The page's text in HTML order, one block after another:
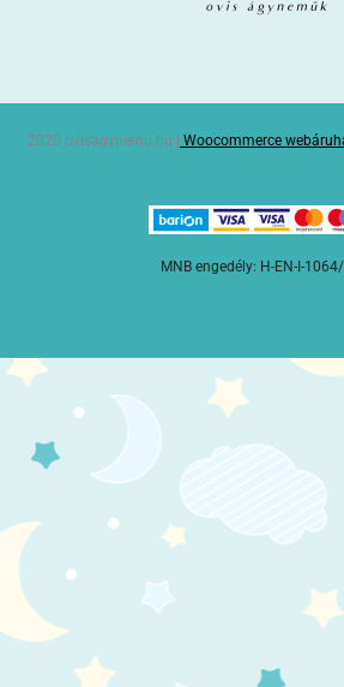
2020 ovisagynemu.hu | Woocommerce
MNB engedély: H-EN-I-